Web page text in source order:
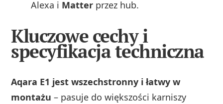
Alexa i Matter przez hub.
Kluczowe cechy i
specyfikacja techniczna
Aqara E1 jest wszechstronny i łatwy w
montażu – pasuje do większości karniszy